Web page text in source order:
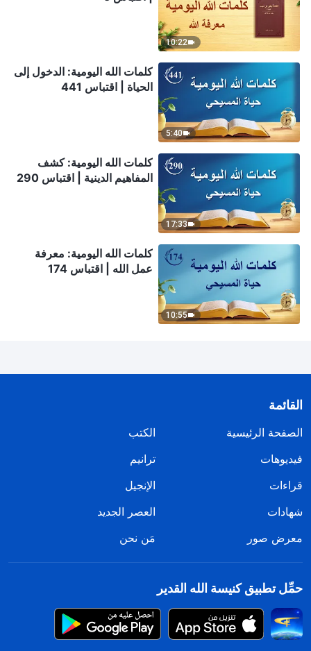
10:22
5:40
كلمات الله اليومية: الدخول إلى
الحياة | اقتباس 441
17:33
كلمات الله اليومية: كشف
المفاهيم الدينية | اقتباس 290
10:55
كلمات الله اليومية: معرفة
عمل الله | اقتباس 174
القائمة
الصفحة الرئيسية
الكتب
فيديوهات
ترانيم
قراءات
الإنجيل
شهادات
العصر الجديد
معرض صور
مَن نحن
حمِّل تطبيق كنيسة الله القدير